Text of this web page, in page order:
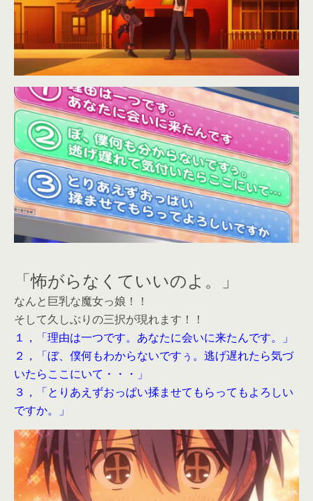
「怖がらなくていいのよ。」
なんと巨乳な魔女っ娘！！
そして久しぶりの三択が現れます！！
１，「理由は一つです。あなたに会いに来たんです。」
２，「ぼ、僕何もわからないですぅ。逃げ遅れたら気づ
いたらここにいて・・・」
３，「とりあえずおっぱい揉ませてもらってもよろしい
ですか。」